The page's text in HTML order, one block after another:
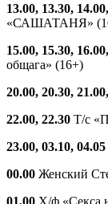
13.00, 13.30,
«САШАТАНЯ»
15.00, 15.30,
общага» (16+)
20.00, 20.30,
22.00, 22.30 Т/с
23.00, 03.10, 04.05
00.00 Женский
01.00 Х/ф «Секса